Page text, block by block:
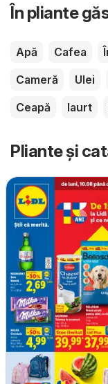
În pliante
Apă Cafea
Cameră
Ulei
Ceapă
Iaurt
Pliante și